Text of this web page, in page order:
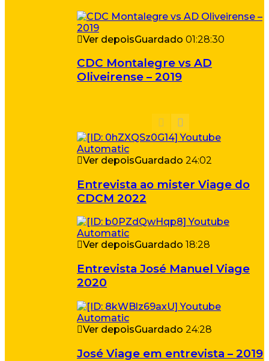
Ver depoisGuardado 01:28:30
CDC Montalegre vs AD
Oliveirense – 2019
Ver depoisGuardado 24:02
Entrevista ao mister Viage do
CDCM 2022
Ver depoisGuardado 18:28
Entrevista José Manuel Viage
2020
Ver depoisGuardado 24:28
José Viage em entrevista – 2019